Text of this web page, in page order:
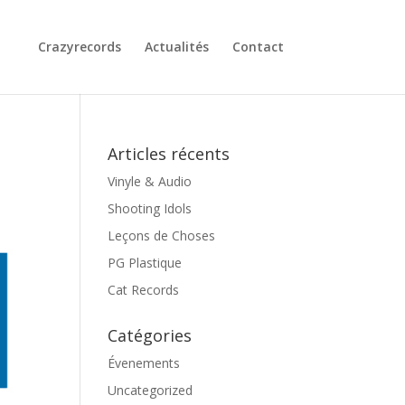
Crazyrecords Actualités Contact
Articles récents
Vinyle & Audio
Shooting Idols
Leçons de Choses
PG Plastique
Cat Records
Catégories
Évenements
Uncategorized